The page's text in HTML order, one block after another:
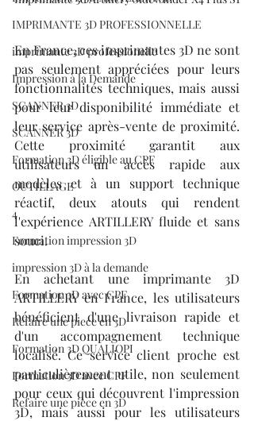
IMPRIMANTE 3D PROFESSIONNELLE
imprimante 3D professionelle
Impression à la Demande
SCANNER 3D
SCANNER 3D
Formation 3D éligible au CPF
OUTILLAGE
4
Formation impression 3D
impression 3D à la demande
Formation 3D avec CPF
Refaire une piece en 3D
Formation 3D QUALIOPI
Formation 3D avec CPF
Refaire une pièce en 3D
En France, ces imprimantes 3D ne sont
pas seulement appréciées pour leurs
fonctionnalités techniques, mais aussi
pour leur disponibilité immédiate et
leur service après-vente de proximité.
Cette proximité garantit aux
utilisateurs un accès rapide aux
modèles et à un support technique
réactif, deux atouts qui rendent
l'expérience ARTILLERY fluide et sans
souci.
En achetant une imprimante 3D
ARTILLERY en France, les utilisateurs
bénéficient d'une livraison rapide et
d'un accompagnement technique
localisé. Ce service client proche est
particulièrement utile, non seulement
pour ceux qui découvrent l'impression
3D, mais aussi pour les utilisateurs